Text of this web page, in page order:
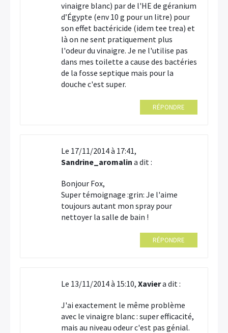
vinaigre blanc) par de l'HE de géranium
d’Égypte (env 10 g pour un litre) pour
son effet bactéricide (idem tee trea) et
là on ne sent pratiquement plus
l'odeur du vinaigre. Je ne l'utilise pas
dans mes toilette a cause des bactéries
de la fosse septique mais pour la
douche c'est super.
RÉPONDRE
Le 17/11/2014 à 17:41,
Sandrine_aromalin a dit :
Bonjour Fox,
Super témoignage :grin: Je l'aime
toujours autant mon spray pour
nettoyer la salle de bain !
RÉPONDRE
Le 13/11/2014 à 15:10, Xaviera dit :
J'ai exactement le même problème
avec le vinaigre blanc : super efficacité,
mais au niveau odeur c'est pas génial.